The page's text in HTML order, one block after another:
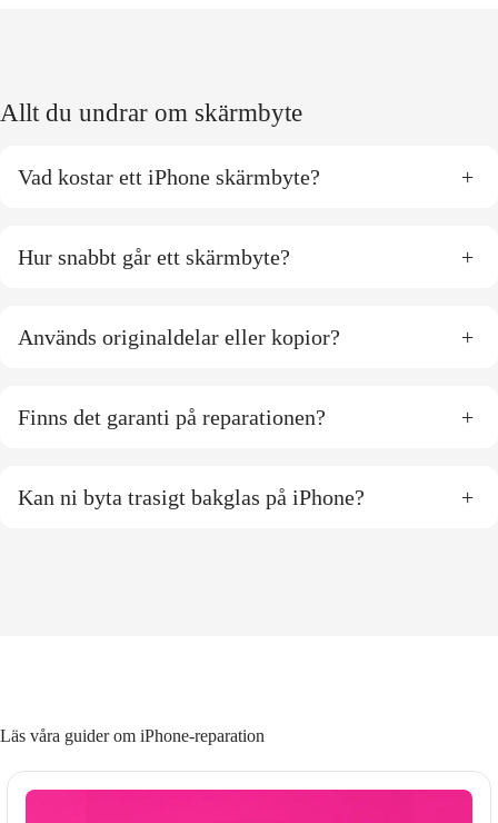
Allt du undrar om skärmbyte
Vad kostar ett iPhone skärmbyte? +
Hur snabbt går ett skärmbyte? +
Används originaldelar eller kopior? +
Finns det garanti på reparationen? +
Kan ni byta trasigt bakglas på iPhone? +
Läs våra guider om iPhone-reparation